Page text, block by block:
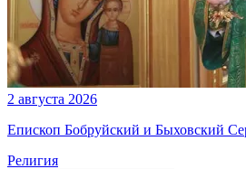
2 августа 2026
Епископ Бобруйский и Быховский
Религия